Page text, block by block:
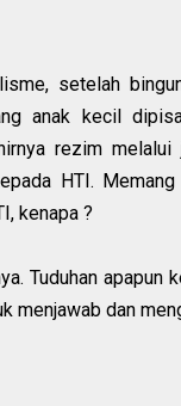
setelah
anak kecil
rezim melalui
HTI.
kenapa ?
Tuduhan
menjawab dan